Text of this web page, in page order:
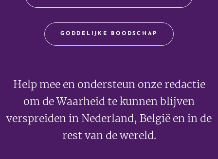
GODDELIJKE BOODSCHAP
Help mee en ondersteun onze redactie
om de Waarheid te kunnen blijven
verspreiden in Nederland, België en in de
rest van de wereld.